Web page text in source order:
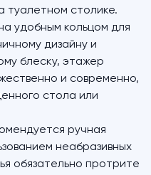
столике.
удобным кольцом для
дизайну и
блеску, этажер
и современно,
стола или
ручная
неабразивных
обязательно протрите